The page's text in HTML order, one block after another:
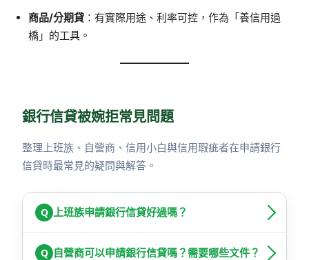
商品/分期貸 ：有實際用途、利率可控，作為「養信用過
橋」的工具。
銀行信貸被婉拒常見問題
整理上班族、自營商、信用小白與信用瑕疵者在申請銀行
信貸時最常見的疑問與解答。
Q 上班族申請銀行信貸好過嗎？
Q 自營商可以申請銀行信貸嗎？需要哪些文件？